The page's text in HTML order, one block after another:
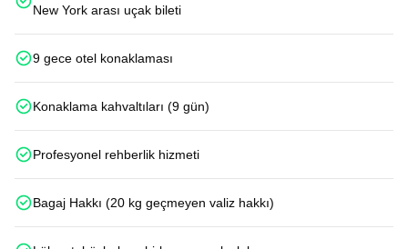
New York arası uçak bileti
9 gece otel konaklaması
Konaklama kahvaltıları (9 gün)
Profesyonel rehberlik hizmeti
Bagaj Hakkı (20 kg geçmeyen valiz hakkı)